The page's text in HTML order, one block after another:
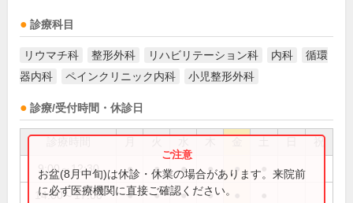
診療科目
リウマチ科 整形外科 リハビリテーション科 内科
循環
器内科
ペインクリニック内科 小児整形外科
診療/受付時間・休診日
祝
9:00～12:30 ● ● ● ● ●
14:00～17:00 ● ● ● ●
お盆(8月中旬)は休診・休業の場合があります。来院前
に必ず医療機関に直接ご確認ください。